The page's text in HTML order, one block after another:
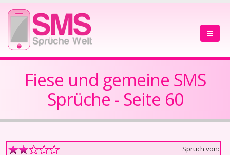
Fiese und gemeine SMS
Sprüche - Seite 60
Spruch von: